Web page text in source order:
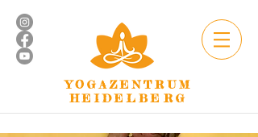
YOGAZENTRUM
HEIDELBERG